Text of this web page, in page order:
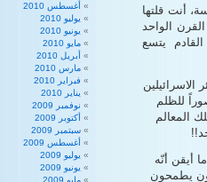
أنت قلتها
في القرن الواحد
يتسع
للظلم
المعالم
أيقن أنّه
يطمحون
أغسطس 2010
يوليو 2010
يونيو 2010
مايو 2010
أبريل 2010
مارس 2010
فبراير 2010
يناير 2010
نوفمبر 2009
أكتوبر 2009
سبتمبر 2009
أغسطس 2009
يوليو 2009
يونيو 2009
مايو 2009